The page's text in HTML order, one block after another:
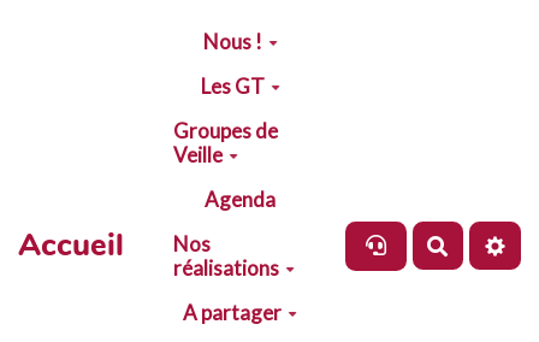
Aller au contenu principal
Accueil
Nous !
Les GT
Groupes de
Veille
Agenda
Nos
réalisations
A partager